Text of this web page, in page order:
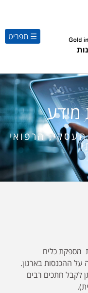
☰ תפריט
מידע
הרפואי
מספקת כלים
ההכנסות בארגון.
לקבל חתכים רבים